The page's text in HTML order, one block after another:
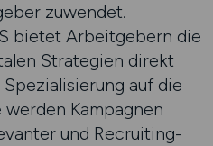
zuwendet.
bietet Arbeitgebern die
Strategien direkt
auf die
Kampagnen
und Recruiting-